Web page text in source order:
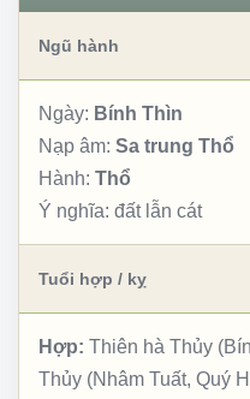
Ngũ hành
Ngày: Bính Thìn
Nạp âm: Sa trung Thổ
Hành: Thổ
Ý nghĩa: đất lẫn cát
Tuổi hợp / kỵ
Hợp: Thiên hà Thủy
Thủy (Nhâm Tuất, Quý